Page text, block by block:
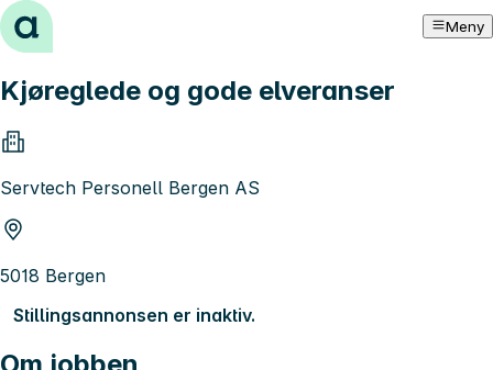
Hopp til innhold Meny
Kjøreglede og gode elveranser
Servtech Personell Bergen AS
5018 Bergen
Stillingsannonsen er inaktiv.